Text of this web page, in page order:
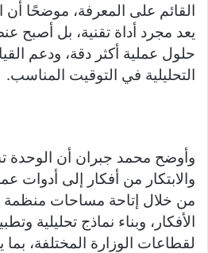
القائم على المعرفة، موضحًا أن
يعد مجرد أداة تقنية، بل أصبح
حلول عملية أكثر دقة، ودعم
التحليلية في التوقيت المناسب.
وأوضح محمد جبران أن الوحدة
والابتكار من أفكار إلى
من خلال إتاحة مساحات منظمة
الأفكار، وبناء نماذج تحليلية
لقطاعات الوزارة المختلفة،